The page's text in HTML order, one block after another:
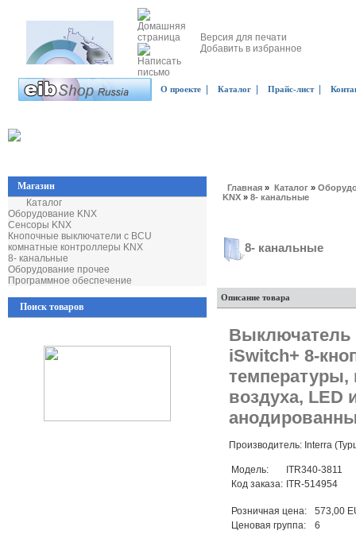
Версия для печати
Добавить в избранное
О проекте Каталог Прайс-лист|
Магазин
Каталог
Оборудование KNX
Сенсоры KNX
Кнопочные выключатели с BCU
комнатные контроллеры KNX
8- канальные
Оборудование прочее
Программное обеспечение
Поиск товаров
Главная » Каталог »
KNX » 8- канальные
8- канальные
Описание товара
Выключатель
iSwitch+ 8-
температуры,
воздуха, LED
Производитель: Interra
Модель:
ITR340-3811
Код заказа: ITR-514954
Розничная цена:
573,00
Ценовая группа:
6